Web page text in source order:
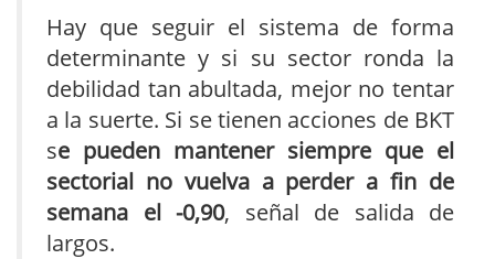
Hay que seguir el sistema de forma
determinante y si su sector ronda la
debilidad tan abultada, mejor no tentar
a la suerte. Si se tienen acciones de BKT
se pueden mantener siempre que el
sectorial no vuelva a perder a fin de
semana el -0,90, señal de salida de
largos.